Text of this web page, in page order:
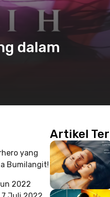
dalam
yang
Bumilangit!
2022
Artikel